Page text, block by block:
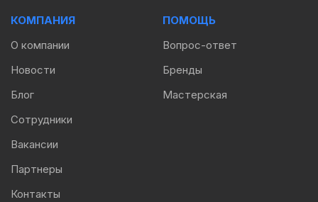
КОМПАНИЯ
О компании
Новости
Блог
Сотрудники
Вакансии
Партнеры
Контакты
ПОМОЩЬ
Вопрос-ответ
Бренды
Мастерская